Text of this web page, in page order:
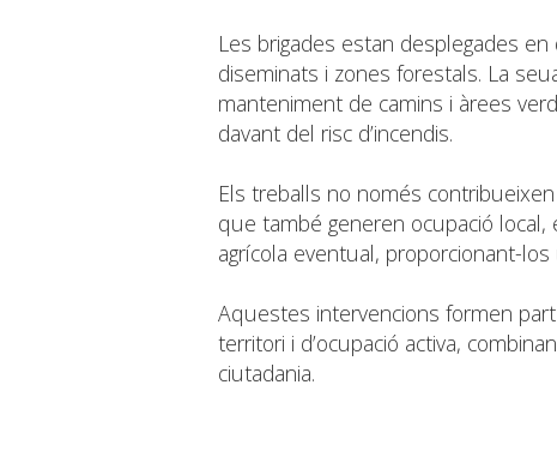
Les brigades estan desplegades
diseminats i zones forestals. La
manteniment de camins i àrees
davant del risc d’incendis.
Els treballs no només
que també generen ocupació
agrícola eventual, proporcionant-
Aquestes intervencions formen
territori i d’ocupació activa,
ciutadania.